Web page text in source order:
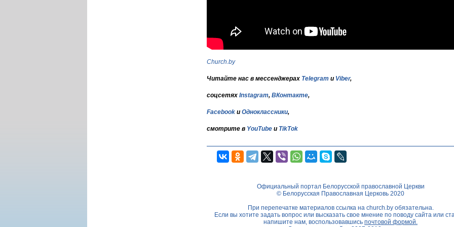
Church.by
Читайте нас в мессенджерах Telegram и Viber,
соцсетях Instagram, ВКонтакте,
Facebook и Одноклассники,
смотрите в YouTube и TikTok
Официальный портал Белорусской православной Церкви
© Белорусская Православная Церковь 2020
При перепечатке материалов ссылка на church.byобязательна.
Если вы хотите задать вопрос или высказать свое мнение по поводу сайта или
напишите нам, воспользовавшись почтовой формой.